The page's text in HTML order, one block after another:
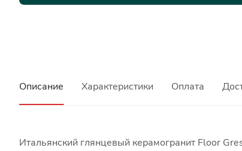
Описание Характеристики Оплата
Итальянский глянцевый керамогранит Floor